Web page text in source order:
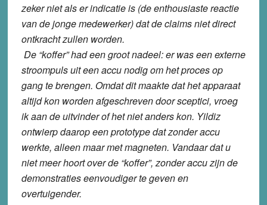
zeker niet als er indicatie is (de enthousiaste reactie
van de jonge medewerker) dat de claims niet direct
ontkracht zullen worden.
De “koffer” had een groot nadeel: er was een externe
stroompuls uit een accu nodig om het proces op
gang te brengen. Omdat dit maakte dat het apparaat
altijd kon worden afgeschreven door sceptici, vroeg
ik aan de uitvinder of het niet anders kon. Yildiz
ontwierp daarop een prototype dat zonder accu
werkte, alleen maar met magneten. Vandaar dat u
niet meer hoort over de “koffer”, zonder accu zijn de
demonstraties eenvoudiger te geven en
overtuigender.